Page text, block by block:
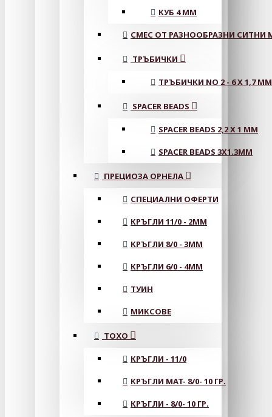
КУБ 4 ММ
СМЕС ОТ РАЗНООБРАЗНИ СИТНИ
ТРЪБИЧКИ
ТРЪБИЧКИ NO 2 - 6 X 1,7 MM
SPACER BEADS
SPACER BEADS 2,2 X 1 MM
SPACER BEADS 3X1.3MM
ПРЕЦИОЗА ОРНЕЛА
СПЕЦИАЛНИ ОФЕРТИ
КРЪГЛИ 11/0 - 2MM
КРЪГЛИ 8/0 - 3MM
КРЪГЛИ 6/0 - 4MM
ТУИН
МИКСОВЕ
ТОХО
КРЪГЛИ - 11/0
КРЪГЛИ MAT- 8/0- 10 ГР.
КРЪГЛИ - 8/0- 10 ГР.